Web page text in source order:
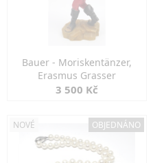
Bauer - Moriskentänzer,
Erasmus Grasser
3 500 Kč
NOVÉ OBJEDNÁNO